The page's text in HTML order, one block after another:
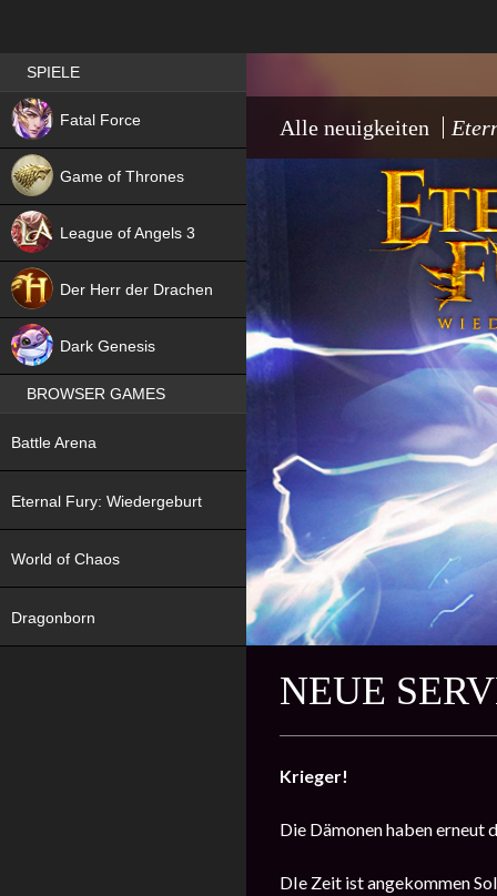
Alle neuigkeiten
NEUE
Krieger!
Die Dämonen haben erneut
DIe Zeit ist angekommen
Best RPG games in Germany
SPIELE
Fatal Force
NEW
Game of Thrones
League of Angels 3
Der Herr der Drachen
Dark Genesis
NEW
BROWSER GAMES
Battle Arena
Eternal Fury: Wiedergeburt
World of Chaos
Dragonborn